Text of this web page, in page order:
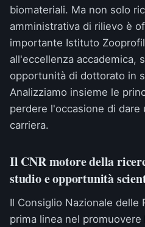
biomateriali. Ma non solo
amministrativa di rilievo è
importante Istituto
all'eccellenza accademica,
opportunità di dottorato in
Analizziamo insieme le
perdere l'occasione di dare
carriera.
Il CNR motore della
studio e opportunità
Il Consiglio Nazionale delle
prima linea nel